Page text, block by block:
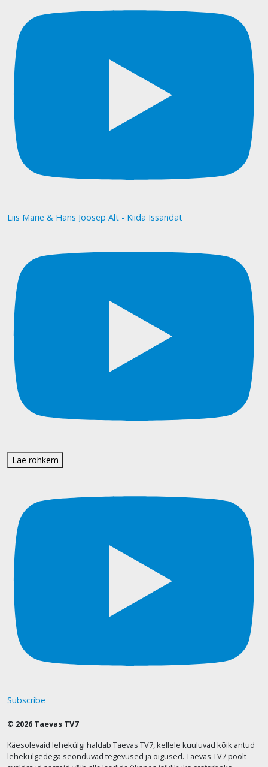
Liis Marie & Hans Joosep Alt - Kiida Issandat
Lae rohkem
Subscribe
© 2026 Taevas TV7
Käesolevaid lehekülgi haldab Taevas TV7, kellele kuuluvad kõik antud
lehekülgedega seonduvad tegevused ja õigused. Taevas TV7 poolt